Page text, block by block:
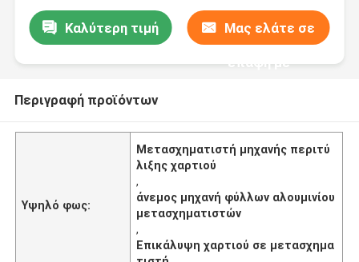
Καλύτερη τιμή Μας ελάτε σε
επαφή με
Περιγραφή προϊόντων
Υψηλό φως:
Μετασχηματιστή μηχανής περιτύ
λιξης χαρτιού
,
άνεμος μηχανή φύλλων αλουμινίου
μετασχηματιστών
,
Επικάλυψη χαρτιού σε μετασχημα